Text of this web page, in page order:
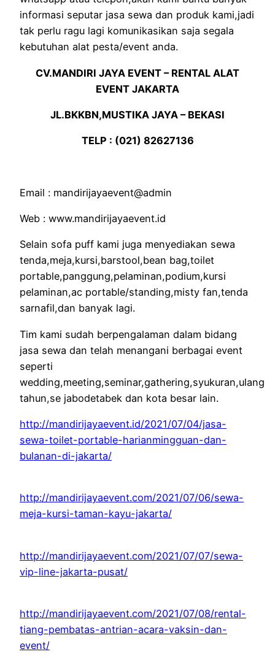
informasi seputar jasa sewa dan produk kami,jadi
tak perlu ragu lagi komunikasikan saja segala
kebutuhan alat pesta/event anda.
CV.MANDIRI JAYA EVENT – RENTAL ALAT
EVENT JAKARTA
JL.BKKBN,MUSTIKA JAYA – BEKASI
TELP : (021) 82627136
Email : mandirijayaevent@admin
Web : www.mandirijayaevent.id
Selain sofa puff kami juga menyediakan sewa
tenda,meja,kursi,barstool,bean bag,toilet
portable,panggung,pelaminan,podium,kursi
pelaminan,ac portable/standing,misty fan,tenda
sarnafil,dan banyak lagi.
Tim kami sudah berpengalaman dalam bidang
jasa sewa dan telah menangani berbagai event
seperti
wedding,meeting,seminar,gathering,syukuran,ulang
tahun,se jabodetabek dan kota besar lain.
http://mandirijayaevent.id/2021/07/04/jasa-
sewa-toilet-portable-harianmingguan-dan-
bulanan-di-jakarta/
http://mandirijayaevent.com/2021/07/06/sewa-
meja-kursi-taman-kayu-jakarta/
http://mandirijayaevent.com/2021/07/07/sewa-
vip-line-jakarta-pusat/
http://mandirijayaevent.com/2021/07/08/rental-
tiang-pembatas-antrian-acara-vaksin-dan-
event/